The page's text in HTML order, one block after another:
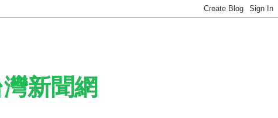
新聞網